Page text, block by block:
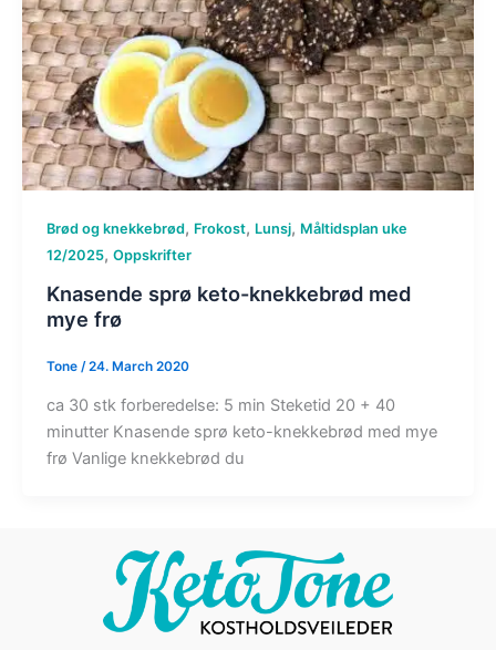
Brød og knekkebrød, Frokost, Lunsj, Måltidsplan uke
12/2025, Oppskrifter
Knasende sprø keto-knekkebrød med
mye frø​
Tone /24. March 2020
ca 30 stk forberedelse: 5 min Steketid 20 + 40
minutter Knasende sprø keto-knekkebrød med mye
frø Vanlige knekkebrød du